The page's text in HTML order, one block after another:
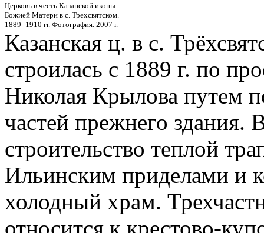
Церковь в честь Казанской иконы
Божией Матери в с. Трехсвятском.
1889–1910 гг. Фотография. 2007 г.
Казанская ц. в с.
строилась c 1889 г. по
Николая Крылова путем
частей прежнего здания.
строительство теплой
Ильинским приделами и
холодный храм.
относится к крестово-